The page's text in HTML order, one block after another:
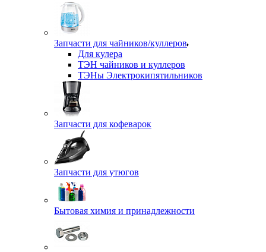
Запчасти для чайников/куллеров
Для кулера
ТЭН чайников и куллеров
ТЭНы Электрокипятильников
Запчасти для кофеварок
Запчасти для утюгов
Бытовая химия и принадлежности